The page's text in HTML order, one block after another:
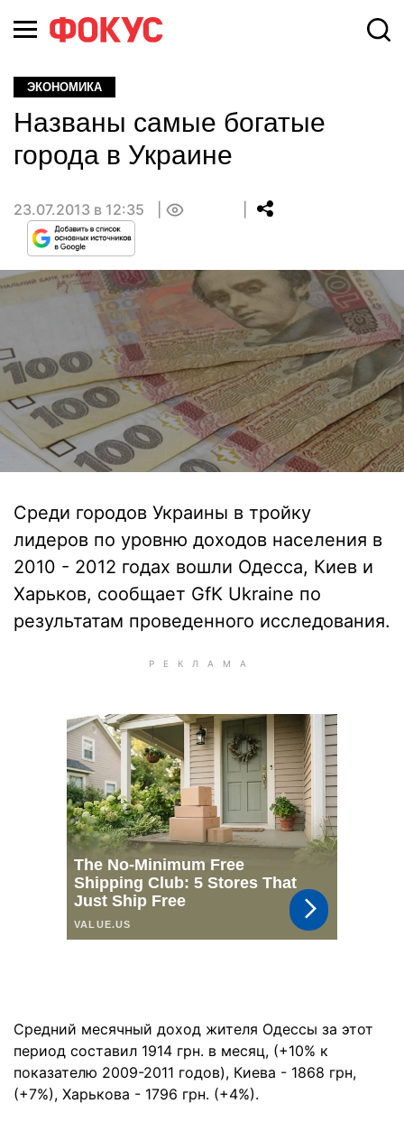
ЭКОНОМИКА
Названы самые богатые
города в Украине
23.07.2013 в 12:35
Среди городов Украины в тройку
лидеров по уровню доходов населения в
2010 - 2012 годах вошли Одесса, Киев и
Харьков, сообщает GfK Ukraine по
результатам проведенного исследования.
Средний месячный доход жителя Одессы за этот
период составил 1914 грн. в месяц, (+10% к
показателю 2009-2011 годов), Киева - 1868 грн,
(+7%), Харькова - 1796 грн. (+4%).